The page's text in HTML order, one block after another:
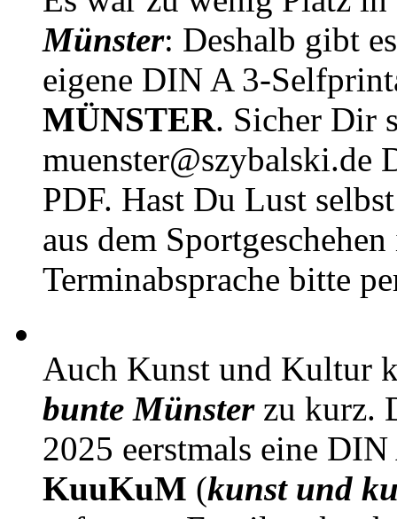
Münster: Deshalb gibt
eigene DIN A 3-
MÜNSTER. Sicher Dir
muenster@szybalski.de
PDF. Hast Du Lust
aus dem
Terminabsprache bitte
Auch Kunst und Kultur
bunte Münsterzu kurz.
2025 eerstmals eine
KuuKuM (kunst und